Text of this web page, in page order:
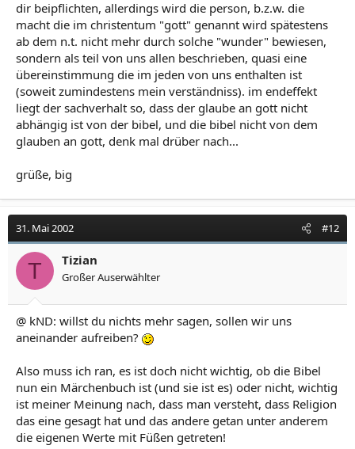
dir beipflichten, allerdings wird die person, b.z.w. die
macht die im christentum "gott" genannt wird spätestens
ab dem n.t. nicht mehr durch solche "wunder" bewiesen,
sondern als teil von uns allen beschrieben, quasi eine
übereinstimmung die im jeden von uns enthalten ist
(soweit zumindestens mein verständniss). im endeffekt
liegt der sachverhalt so, dass der glaube an gott nicht
abhängig ist von der bibel, und die bibel nicht von dem
glauben an gott, denk mal drüber nach...
grüße, big
31. Mai 2002 #12
T Tizian
Großer Auserwählter
@ kND: willst du nichts mehr sagen, sollen wir uns
aneinander aufreiben?
Also muss ich ran, es ist doch nicht wichtig, ob die Bibel
nun ein Märchenbuch ist (und sie ist es) oder nicht, wichtig
ist meiner Meinung nach, dass man versteht, dass Religion
das eine gesagt hat und das andere getan unter anderem
die eigenen Werte mit Füßen getreten!